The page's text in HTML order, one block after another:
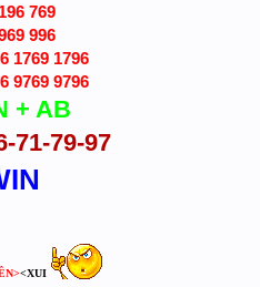
769
996
1769 1796
9769 9796
+ AB
71-79-97
<XUI